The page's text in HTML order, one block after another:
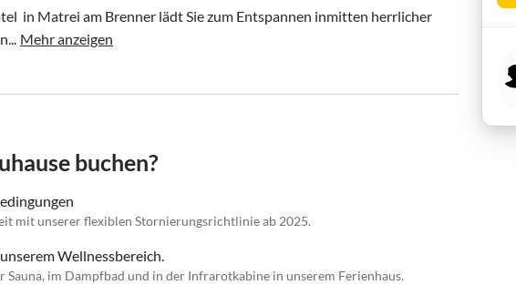
in Matrei am Brenner lädt Sie zum Entspannen inmitten herrlicher
Mehr anzeigen
buchen?
mit unserer flexiblen Stornierungsrichtlinie ab 2025.
Wellnessbereich.
Sauna, im Dampfbad und in der Infrarotkabine in unserem Ferienhaus.